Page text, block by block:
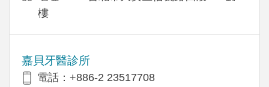
樓
嘉貝牙醫診所
電話：+886-2 23517708